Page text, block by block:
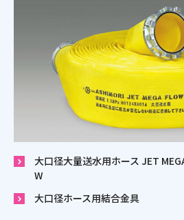
大口径大量送水用ホース JET
W
大口径ホース用結合金具